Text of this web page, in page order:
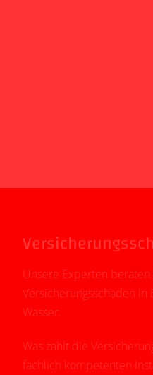
Unsere Experten
Versicherungsschaden in
Wasser.
Was zahlt die
fachlich kompetenten